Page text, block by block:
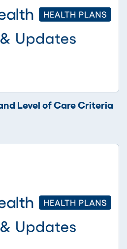
Level of Care Criteria